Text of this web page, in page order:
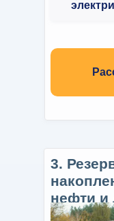
3.
нефти и